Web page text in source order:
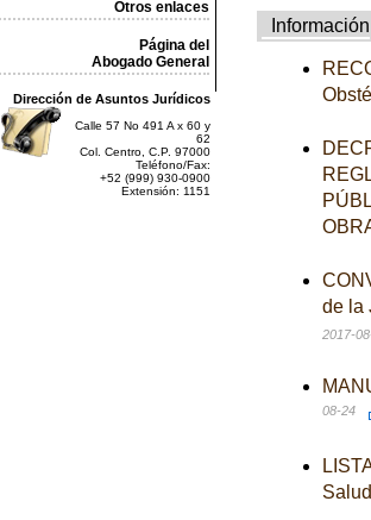
Otros enlaces
Página del
Abogado General
Dirección de Asuntos Jurídicos
Calle 57 No 491 A x 60 y
62
Col. Centro, C.P. 97000
Teléfono/Fax:
+52 (999) 930-0900
Extensión: 1151
Información
de la
2017-
08-24